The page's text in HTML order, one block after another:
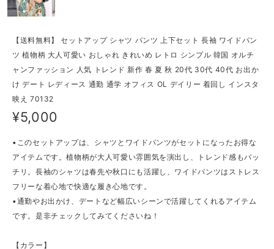
【送料無料】 セットアップ シャツ パンツ 上下セット 長袖 ワイドパン
ツ 植物柄 大人可愛い おしゃれ きれいめ レトロ シンプル 韓国 オルチ
ャンファッション 人気 トレンド 新作 春 夏 秋 20代 30代 40代 お出か
け デート レディース 通勤 通学 オフィス OL デイリー 着回し インスタ
映え 70132
¥5,000
▪このセットアップは、シャツとワイドパンツがセットになったお得な
アイテムです。植物柄が大人可愛い雰囲気を演出し、トレンド感もバッ
チリ。長袖のシャツは春先や秋口にも活躍し、ワイドパンツはストレス
フリーな着心地で快適な履き心地です。
▪通勤やお出かけ、デートなど幅広いシーンで活躍してくれるアイテム
です。是非チェックしてみてくださいね！
【カラー】